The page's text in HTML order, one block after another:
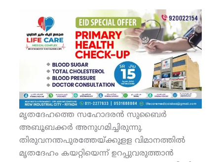
മൃതദേഹത്തെ സഹോദരന്‍ സുബൈര്‍
അബൂബക്കര്‍ അനുഗമിച്ചിരുന്നു.
തിരുവനന്തപുരത്തേയ്ക്കുളള വിമാനത്തില്‍
മൃതദേഹം കയറ്റിയെന്ന് ഉറപ്പുവരുത്താന്‍